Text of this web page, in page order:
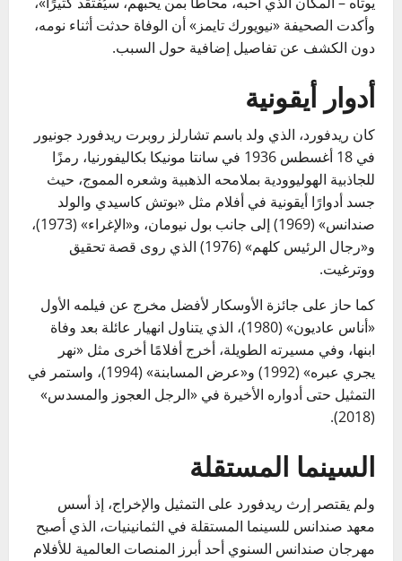
وأكدت الصحيفة «نيويورك تايمز» أن الوفاة حدثت أثناء نومه،
دون الكشف عن تفاصيل إضافية حول السبب.
أدوار أيقونية
كان ريدفورد، الذي ولد باسم تشارلز روبرت ريدفورد جونيور
في 18 أغسطس 1936 في سانتا مونيكا بكاليفورنيا، رمزًا
للجاذبية الهوليوودية بملامحه الذهبية وشعره المموج، حيث
جسد أدوارًا أيقونية في أفلام مثل «بوتش كاسيدي والولد
صندانس» (1969) إلى جانب بول نيومان، و«الإغراء» (1973)،
و«رجال الرئيس كلهم» (1976) الذي روى قصة تحقيق
ووترغيت.
كما حاز على جائزة الأوسكار لأفضل مخرج عن فيلمه الأول
«أناس عاديون» (1980)، الذي يتناول انهيار عائلة بعد وفاة
ابنها، وفي مسيرته الطويلة، أخرج أفلامًا أخرى مثل «نهر
يجري عبره» (1992) و«عرض المسابنة» (1994)، واستمر في
التمثيل حتى أدواره الأخيرة في «الرجل العجوز والمسدس»
(2018).
السينما المستقلة
ولم يقتصر إرث ريدفورد على التمثيل والإخراج، إذ أسس
معهد صندانس للسينما المستقلة في الثمانينيات، الذي أصبح
مهرجان صندانس السنوي أحد أبرز المنصات العالمية للأفلام